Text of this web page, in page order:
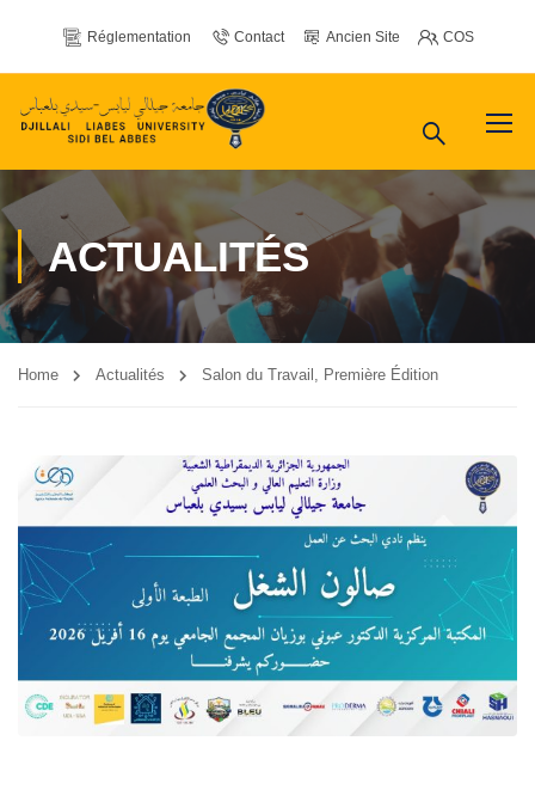
Réglementation Contact Ancien Site COS
ACTUALITÉS
Home Actualités Salon du Travail, Première Édition